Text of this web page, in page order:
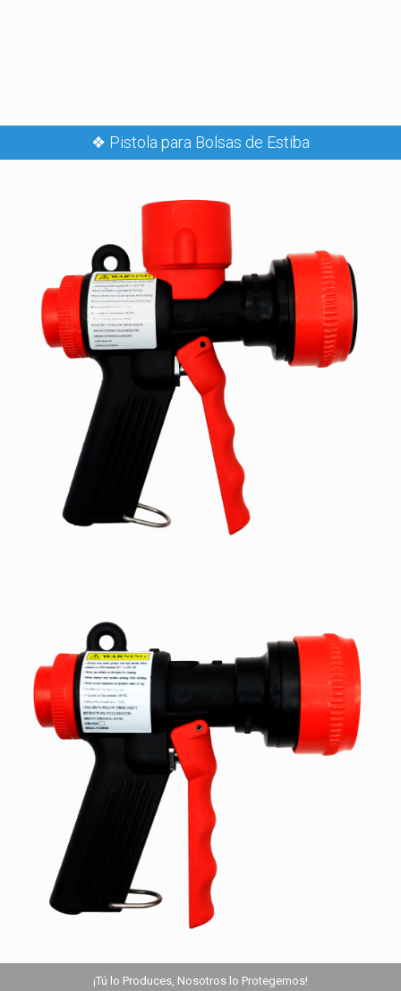
❖ Pistola para Bolsas de Estiba
¡Tú lo Produces, Nosotros lo Protegemos!